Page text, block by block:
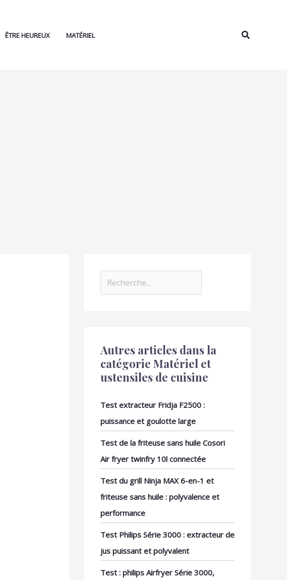
ÊTRE HEUREUX MATÉRIEL
Autres articles dans la
catégorie Matériel et
ustensiles de cuisine
Test extracteur Fridja F2500 :
puissance et goulotte large
Test de la friteuse sans huile Cosori
Air fryer twinfry 10l connectée
Test du grill Ninja MAX 6-en-1 et
friteuse sans huile : polyvalence et
performance
Test Philips Série 3000 : extracteur de
jus puissant et polyvalent
Test : philips Airfryer Série 3000,